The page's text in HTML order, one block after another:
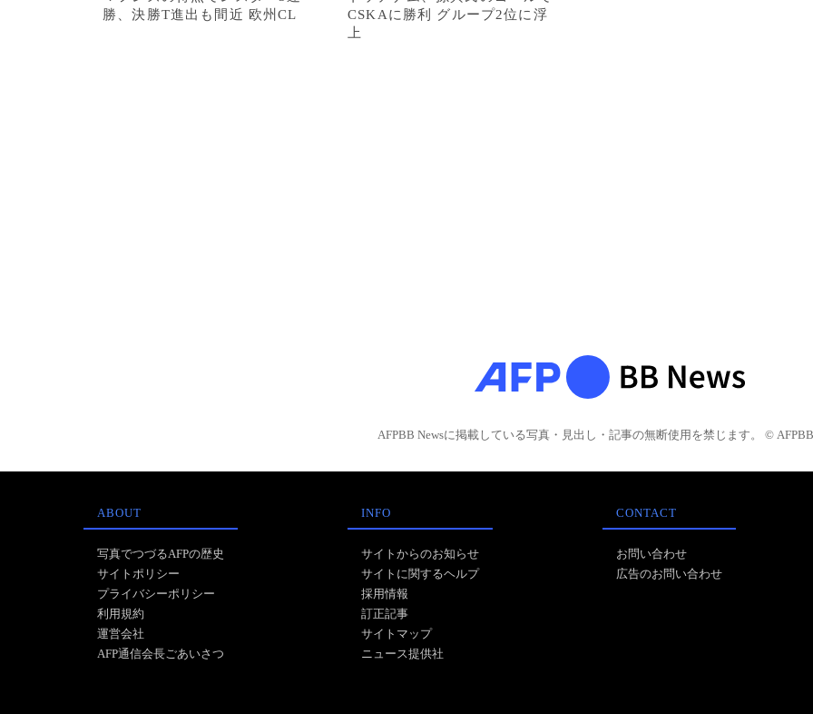
勝、決勝T進出も間近 欧州CL
CSKAに勝利 グループ2位に浮
上
AFPBB Newsに掲載している写真・見出し・記事の無断使用を禁じます。 © AFPBB
ABOUT
写真でつづるAFPの歴史
サイトポリシー
プライバシーポリシー
利用規約
運営会社
AFP通信会長ごあいさつ
INFO
サイトからのお知らせ
サイトに関するヘルプ
採用情報
訂正記事
サイトマップ
ニュース提供社
CONTACT
お問い合わせ
広告のお問い合わせ